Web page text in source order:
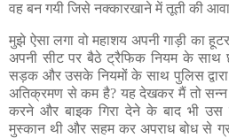
वह बन गयी जिसे नक्कारखाने में तूती की
मुझे ऐसा लगा वो महाशय अपनी गाड़ी का
अपनी सीट पर बैठे ट्रैफिक नियम के साथ
सड़क और उसके नियमों के साथ पुलिस द्वारा
अतिक्रमण से कम है? यह देखकर मैं तो सन्न
करने और बाइक गिरा देने के बाद भी
मुस्कान थी और सहम कर अपराध बोध से